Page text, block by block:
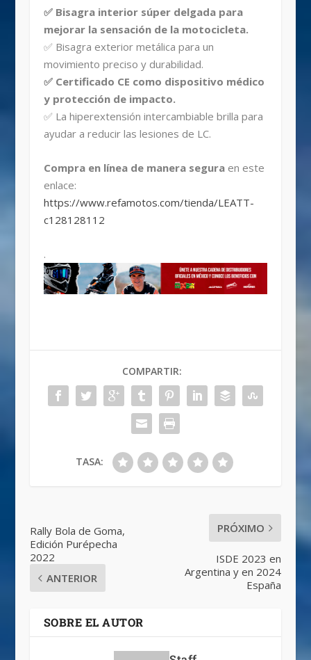
✅ Bisagra interior súper delgada para
mejorar la sensación de la motocicleta.
✅ Bisagra exterior metálica para un
movimiento preciso y durabilidad.
✅ Certificado CE como dispositivo médico
y protección de impacto.
✅ La hiperextensión intercambiable brilla para
ayudar a reducir las lesiones de LC.
Compra en línea de manera seguraen este
enlace:
https://www.refamotos.com/tienda/LEATT-
c128128112
.
COMPARTIR:
TASA:
Rally Bola de Goma,
Edición Purépecha
2022
ANTERIOR
PRÓXIMO
ISDE 2023 en
Argentina y en 2024
España
SOBRE EL AUTOR